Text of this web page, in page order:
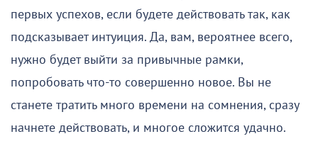
первых успехов, если будете действовать так, как
подсказывает интуиция. Да, вам, вероятнее всего,
нужно будет выйти за привычные рамки,
попробовать что-то совершенно новое. Вы не
станете тратить много времени на сомнения, сразу
начнете действовать, и многое сложится удачно.